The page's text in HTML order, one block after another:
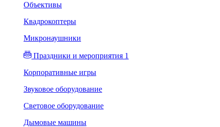
Объективы
Квадрокоптеры
Микронаушники
Праздники и мероприятия 1
Корпоративные игры
Звуковое оборудование
Световое оборудование
Дымовые машины